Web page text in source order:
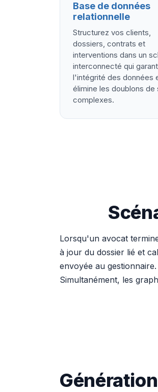
Base de données
relationnelle
Structurez vos clients,
dossiers, contrats et
interventions dans un
interconnecté qui
l'intégrité des données
élimine les doublons de
complexes.
Lorsqu'un avocat
à jour du dossier lié et
envoyée au
Simultanément, les